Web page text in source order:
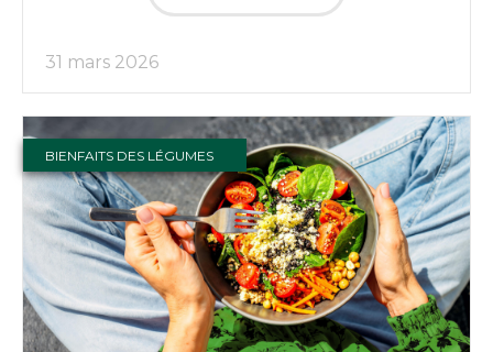
31 mars 2026
BIENFAITS DES LÉGUMES